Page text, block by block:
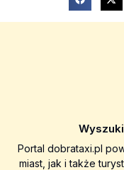
Portal dobrataxi.pl
miast, jak i także